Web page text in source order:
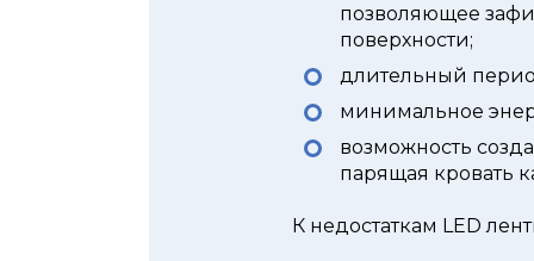
позволяющее
поверхности;
длительный
минимальное
возможность
парящая кровать
К недостаткам LED